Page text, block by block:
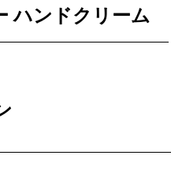
ハンドクリーム